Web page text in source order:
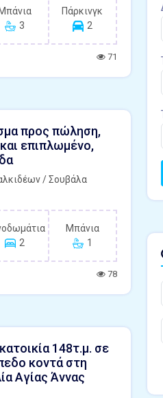
Μπάνια
3
Πάρκινγκ
2
71
προς πώληση,
επιπλωμένο,
/ Σουβάλα
2
Μπάνια
1
78
148τ.μ. σε
κοντά στη
Αγίας Άννας